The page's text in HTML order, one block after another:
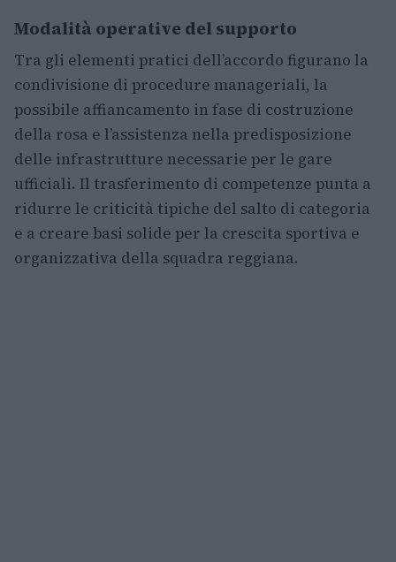
Modalità operative del supporto
Tra gli elementi pratici dell’accordo figurano la
condivisione di procedure manageriali, la
possibile affiancamento in fase di costruzione
della rosa e l’assistenza nella predisposizione
delle infrastrutture necessarie per le gare
ufficiali. Il trasferimento di competenze punta a
ridurre le criticità tipiche del salto di categoria
e a creare basi solide per la crescita sportiva e
organizzativa della squadra reggiana.